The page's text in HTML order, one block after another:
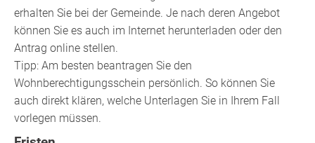
erhalten Sie bei der Gemeinde. Je nach deren Angebot
können Sie es auch im Internet herunterladen oder den
Antrag online stellen.
Tipp: Am besten beantragen Sie den
Wohnberechtigungsschein persönlich. So können Sie
auch direkt klären, welche Unterlagen Sie in Ihrem Fall
vorlegen müssen.